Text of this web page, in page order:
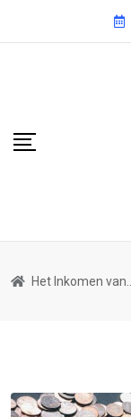
Het Inkomen van..